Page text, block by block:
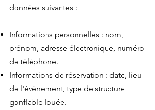
données suivantes :
Informations personnelles : nom,
prénom, adresse électronique, numéro
de téléphone.
Informations de réservation : date, lieu
de l'événement, type de structure
gonflable louée.